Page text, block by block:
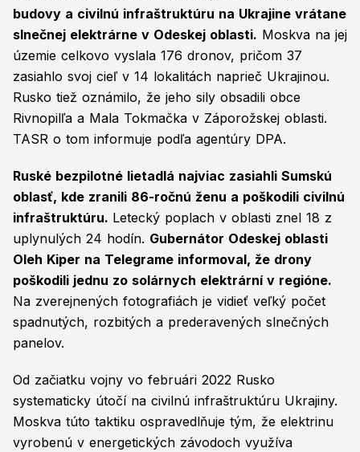
budovy a civilnú infraštruktúru na Ukrajine vrátane
slnečnej elektrárne v Odeskej oblasti. Moskva na jej
územie celkovo vyslala 176 dronov, pričom 37
zasiahlo svoj cieľ v 14 lokalitách naprieč Ukrajinou.
Rusko tiež oznámilo, že jeho sily obsadili obce
Rivnopilľa a Mala Tokmačka v Záporožskej oblasti.
TASR o tom informuje podľa agentúry DPA.
Ruské bezpilotné lietadlá najviac zasiahli Sumskú
oblasť, kde zranili 86-ročnú ženu a poškodili civilnú
infraštruktúru. Letecký poplach v oblasti znel 18 z
uplynulých 24 hodín. Gubernátor Odeskej oblasti
Oleh Kiper na Telegrame informoval, že drony
poškodili jednu zo solárnych elektrární v regióne.
Na zverejnených fotografiách je vidieť veľký počet
spadnutých, rozbitých a prederavených slnečných
panelov.
Od začiatku vojny vo februári 2022 Rusko
systematicky útočí na civilnú infraštruktúru Ukrajiny.
Moskva túto taktiku ospravedlňuje tým, že elektrinu
vyrobenú v energetických závodoch využíva